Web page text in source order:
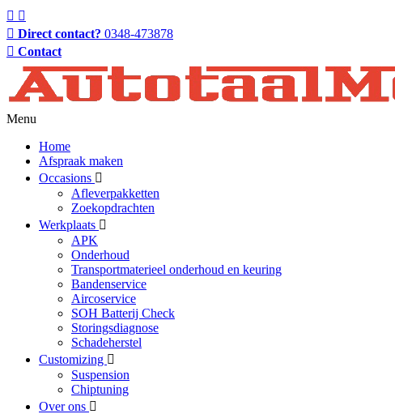
Direct contact? 0348-473878
Contact
Menu
Home
Afspraak maken
Occasions
Afleverpakketten
Zoekopdrachten
Werkplaats
APK
Onderhoud
Transportmaterieel onderhoud en keuring
Bandenservice
Aircoservice
SOH Batterij Check
Storingsdiagnose
Schadeherstel
Customizing
Suspension
Chiptuning
Over ons